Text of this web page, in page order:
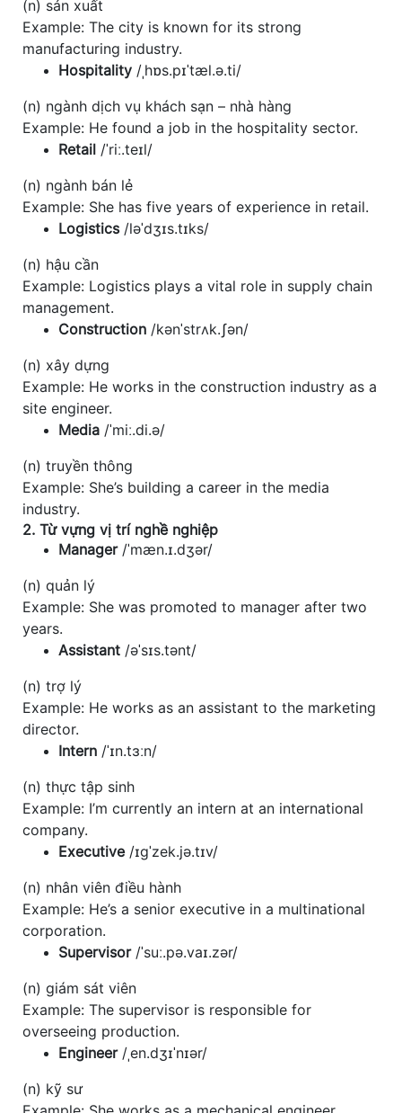
(n) sản xuất
Example: The city is known for its strong
manufacturing industry.
Hospitality /ˌhɒs.pɪˈtæl.ə.ti/
(n) ngành dịch vụ khách sạn – nhà hàng
Example: He found a job in the hospitality sector.
Retail /ˈriː.teɪl/
(n) ngành bán lẻ
Example: She has five years of experience in retail.
Logistics/ləˈdʒɪs.tɪks/
(n) hậu cần
Example: Logistics plays a vital role in supply chain
management.
Construction /kənˈstrʌk.ʃən/
(n) xây dựng
Example: He works in the construction industry as a
site engineer.
Media /ˈmiː.di.ə/
(n) truyền thông
Example: She’s building a career in the media
industry.
2. Từ vựng vị trí nghề nghiệp
Manager/ˈmæn.ɪ.dʒər/
(n) quản lý
Example: She was promoted to manager after two
years.
Assistant /əˈsɪs.tənt/
(n) trợ lý
Example: He works as an assistant to the marketing
director.
Intern /ˈɪn.tɜːn/
(n) thực tập sinh
Example: I’m currently an intern at an international
company.
Executive/ɪɡˈzek.jə.tɪv/
(n) nhân viên điều hành
Example: He’s a senior executive in a multinational
corporation.
Supervisor/ˈsuː.pə.vaɪ.zər/
(n) giám sát viên
Example: The supervisor is responsible for
overseeing production.
Engineer/ˌen.dʒɪˈnɪər/
(n) kỹ sư